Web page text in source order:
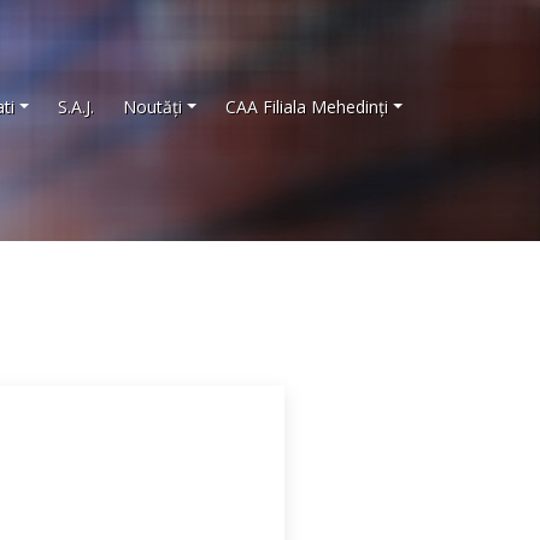
S.A.J. Noutăţi CAA Filiala Mehedinţi